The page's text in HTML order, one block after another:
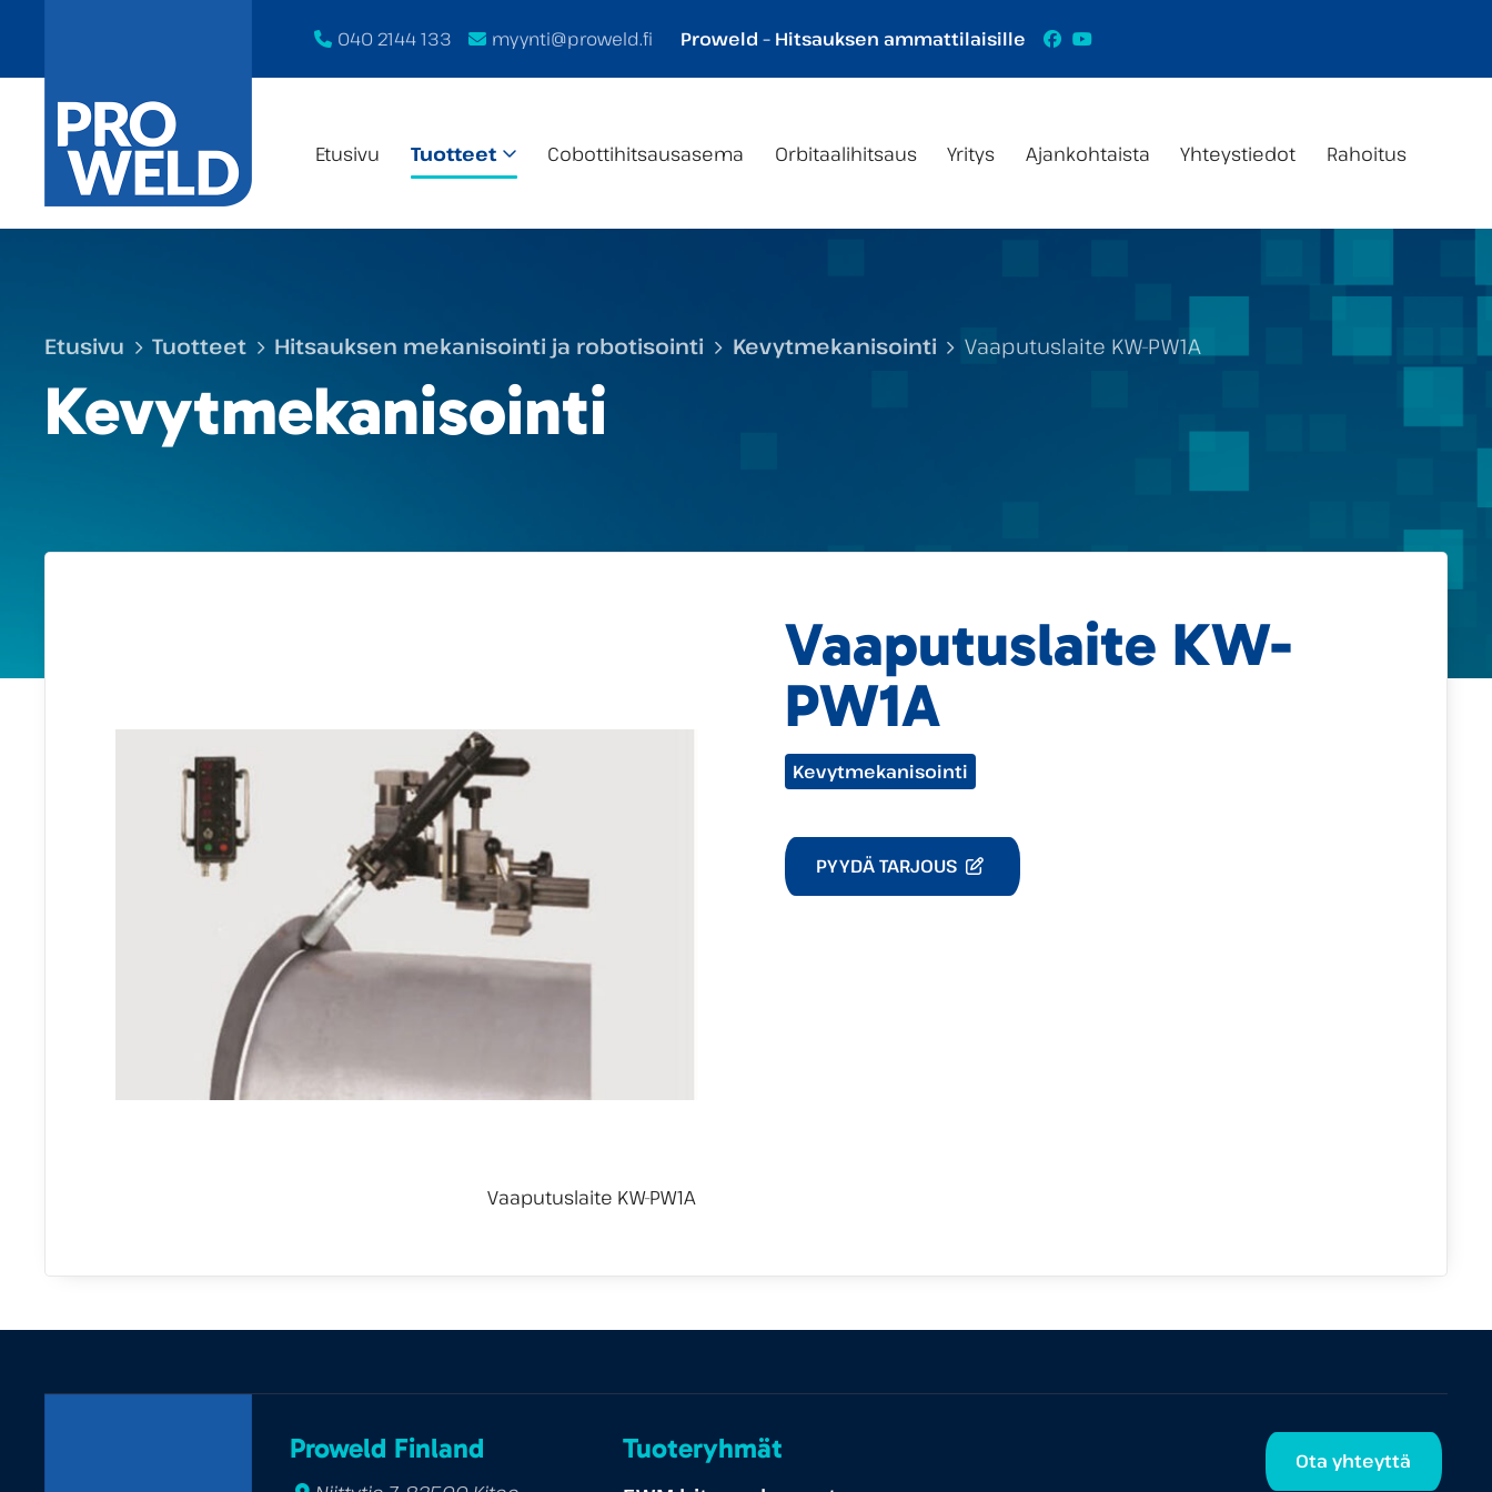
040 2144 133 myynti@proweld.fi Proweld – Hitsauksen ammattilaisille Facebook
YouTube
Etusivu Tuotteet Cobotti­hitsaus­asema Orbitaalihitsaus Yritys Ajankohtaista Yhteystiedot Rahoitus
Etusivu Tuotteet Hitsauksen mekanisointi ja robotisointi Kevytmekanisointi Vaaputuslaite KW-PW1A
Kevytmekanisointi
Vaaputuslaite KW-
PW1A
Tuotekategoriat:
Kevytmekanisointi
PYYDÄ TARJOUS
Proweld Finland Tuoteryhmät Ota yhteyttä